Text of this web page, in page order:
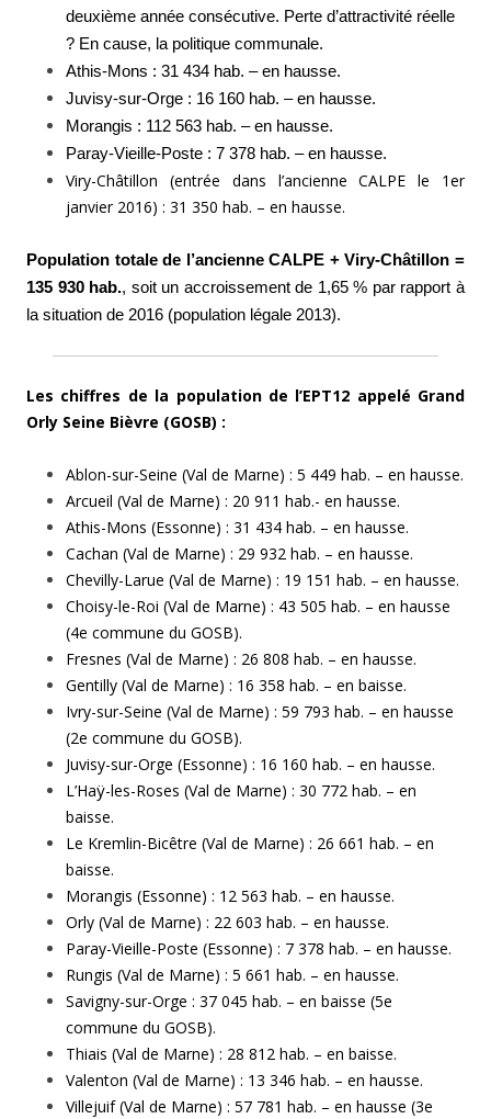
deuxième année consécutive. Perte d’attractivité réelle
? En cause, la politique communale.
Athis-Mons : 31 434 hab. – en hausse.
Juvisy-sur-Orge : 16 160 hab. – en hausse.
Morangis : 112 563 hab. – en hausse.
Paray-Vieille-Poste : 7 378 hab. – en hausse.
Viry-Châtillon (entrée dans l’ancienne CALPE le 1er
janvier 2016) : 31 350 hab. – en hausse.
Population totale de l’ancienne CALPE + Viry-Châtillon =
135 930 hab., soit un accroissement de 1,65 % par rapport à
la situation de 2016 (population légale 2013).
Les chiffres de la population de l’EPT12 appelé Grand
Orly Seine Bièvre (GOSB) :
Ablon-sur-Seine (Val de Marne) : 5 449 hab. – en hausse.
Arcueil (Val de Marne) : 20 911 hab.- en hausse.
Athis-Mons (Essonne) : 31 434 hab. – en hausse.
Cachan (Val de Marne) : 29 932 hab. – en hausse.
Chevilly-Larue (Val de Marne) : 19 151 hab. – en hausse.
Choisy-le-Roi (Val de Marne) : 43 505 hab. – en hausse
(4e commune du GOSB).
Fresnes (Val de Marne) : 26 808 hab. – en hausse.
Gentilly (Val de Marne) : 16 358 hab. – en baisse.
Ivry-sur-Seine (Val de Marne) : 59 793 hab. – en hausse
(2e commune du GOSB).
Juvisy-sur-Orge (Essonne) : 16 160 hab. – en hausse.
L’Haÿ-les-Roses (Val de Marne) : 30 772 hab. – en
baisse.
Le Kremlin-Bicêtre (Val de Marne) : 26 661 hab. – en
baisse.
Morangis (Essonne) : 12 563 hab. – en hausse.
Orly (Val de Marne) : 22 603 hab. – en hausse.
Paray-Vieille-Poste (Essonne) : 7 378 hab. – en hausse.
Rungis (Val de Marne) : 5 661 hab. – en hausse.
Savigny-sur-Orge : 37 045 hab. – en baisse (5e
commune du GOSB).
Thiais (Val de Marne) : 28 812 hab. – en baisse.
Valenton (Val de Marne) : 13 346 hab. – en hausse.
Villejuif (Val de Marne) : 57 781 hab. – en hausse (3e